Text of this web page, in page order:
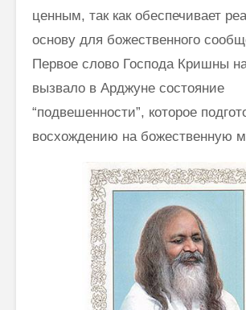
ценным, так как обеспечивает
основу для божественного
Первое слово Господа Кришны
вызвало в Арджуне состояние
“подвешенности”, которое
восхождению на божественную